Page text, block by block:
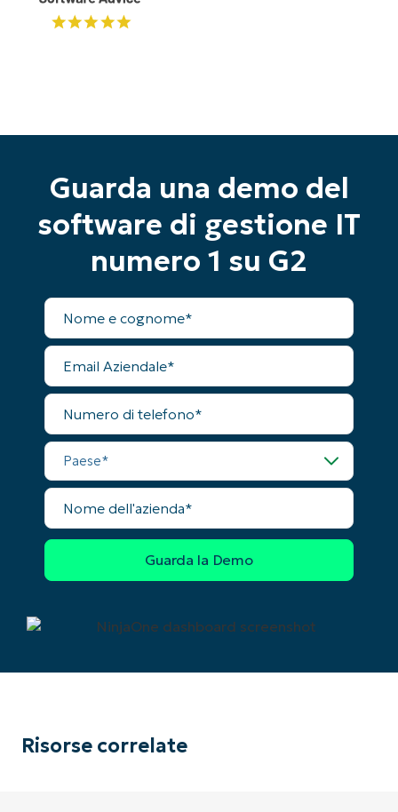
Guarda una demo del
software di gestione IT
numero 1 su G2
Nome
completo
Email
Aziendale
Numero
telefono
Paese
Nome
dell'azienda
Risorse correlate
Inizia la tua prova di 14 giorni
Nessuna carta di credito richiesta, accesso
completo a tutte le funzionalità
last
name*
Business
email*
Phone
number*
Paese
Company
name*